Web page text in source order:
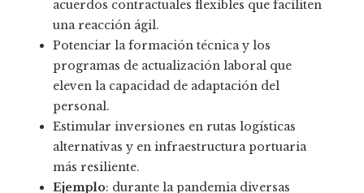
acuerdos contractuales flexibles que faciliten
una reacción ágil.
Potenciar la formación técnica y los
programas de actualización laboral que
eleven la capacidad de adaptación del
personal.
Estimular inversiones en rutas logísticas
alternativas y en infraestructura portuaria
más resiliente.
Ejemplo: durante la pandemia diversas